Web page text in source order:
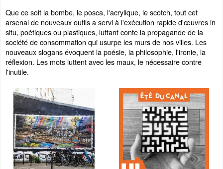
Que ce soit la bombe, le posca, l'acrylique, le scotch, tout cet
arsenal de nouveaux outils a servi à l'exécution rapide d'œuvres in
situ, poétiques ou plastiques, luttant conte la propagande de la
société de consommation qui usurpe les murs de nos villes. Les
nouveaux slogans évoquent la poésie, la philosophie, l'ironie, la
réflexion. Les mots luttent avec les maux, le nécessaire contre
l'inutile.